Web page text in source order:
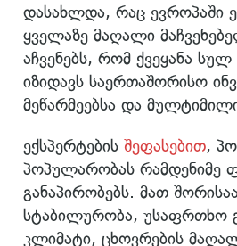
დასახლდა, რაც ევროპაში
ყველაზე მაღალი
აჩვენებს, რომ ქვეყანა
იზიდავს საერთაშორისო
მეწარმეებსა და
ექსპერტების შეფასებით,
პოპულარობას რამდენიმე
განაპირობებს. მათ
სტაბილურობა, უსაფრთხო
კლიმატი, ცხოვრების